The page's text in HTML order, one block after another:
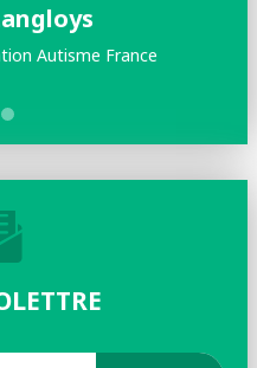
Autisme France